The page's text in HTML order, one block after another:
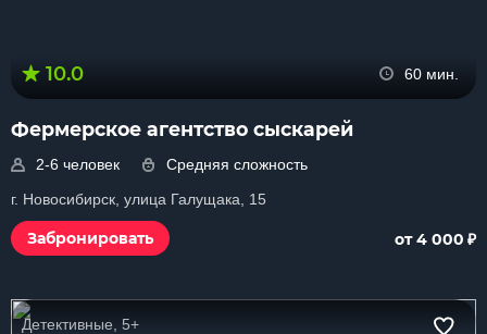
10.0 60 мин.
Фермерское агентство сыскарей
2-6 человек
Средняя сложность
г. Новосибирск, улица Галущака, 15
Забронировать от 4 000 ₽
Детективные, 5+